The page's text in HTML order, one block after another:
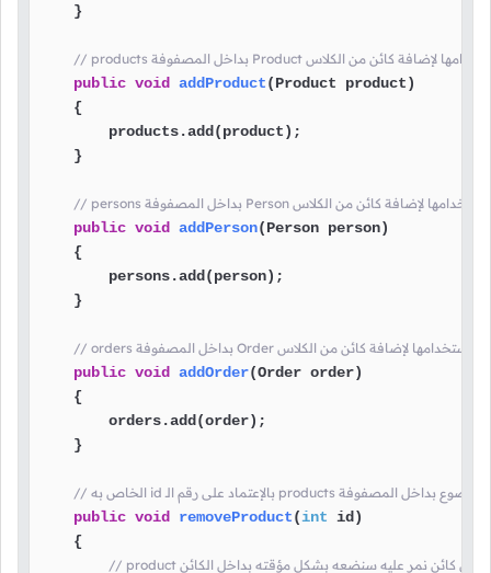
    }
public void addProduct(Product product)
    {
        products.add(product);
    }
public void addPerson(Person person)
    {
        persons.add(person);
    }
public void addOrder(Order order)
    {
        orders.add(order);
    }
public void removeProduct(int id)
    {